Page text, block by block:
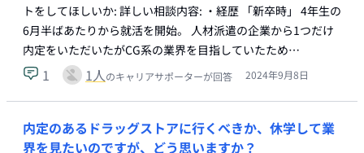
トをしてほしいか: 詳しい相談内容: ・経歴 「新卒時」 4年生の
6月半ばあたりから就活を開始。 人材派遣の企業から1つだけ
内定をいただいたがCG系の業界を目指していたため…
1 1人のキャリアサポーターが回答 2024年9月8日
内定のあるドラッグストアに行くべきか、休学して業
界を見たいのですが、どう思いますか？